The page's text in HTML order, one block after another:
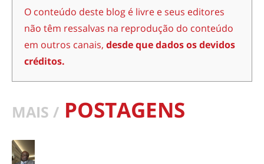
O conteúdo deste blog é livre e seus editores
não têm ressalvas na reprodução do conteúdo
em outros canais, desde que dados os devidos
créditos.
MAIS / POSTAGENS